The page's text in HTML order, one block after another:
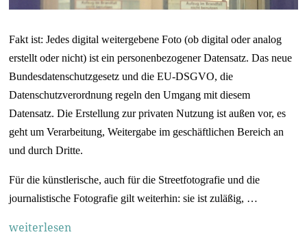
Fakt ist: Jedes digital weitergebene Foto (ob digital oder analog
erstellt oder nicht) ist ein personenbezogener Datensatz. Das neue
Bundesdatenschutzgesetz und die EU-DSGVO, die
Datenschutzverordnung regeln den Umgang mit diesem
Datensatz. Die Erstellung zur privaten Nutzung ist außen vor, es
geht um Verarbeitung, Weitergabe im geschäftlichen Bereich an
und durch Dritte.
Für diekünstlerische, auch für die Streetfotografie und die
journalistische Fotografie gilt weiterhin: sie ist zuläßig, …
weiterlesen